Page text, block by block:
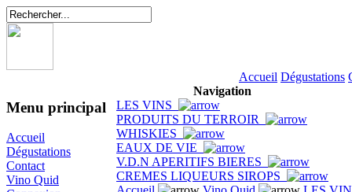
Accueil Dégustations
Menu principal
Accueil
Dégustations
Contact
Vino Quid
Navigation
LES VINS
PRODUITS DU TERROIR
WHISKIES
EAUX DE VIE
V.D.N APERITIFS BIERES
CREMES LIQUEURS SIROPS